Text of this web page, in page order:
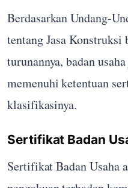
Berdasarkan Undang-
tentang Jasa Konstruksi
turunannya, badan
memenuhi ketentuan
klasifikasinya.
Sertifikat Badan
Sertifikat Badan Usaha